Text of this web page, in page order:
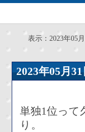
表示：2023年05月
2023年05
単独1位って
り。